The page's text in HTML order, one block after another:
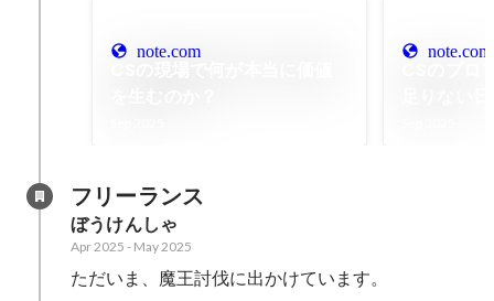
note.com note.com
フリーランス
ぼうけんしゃ
Apr 2025 - May 2025
ただいま、魔王討伐に出かけています。